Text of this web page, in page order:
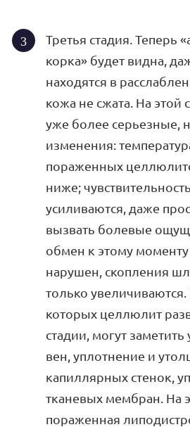
Третья стадия. Теперь
корка» будет видна,
находятся в
кожа не сжата. На этой
уже более серьезные,
изменения:
пораженных
ниже;
усиливаются, даже
вызвать болевые
обмен к этому
нарушен, скопления
только
которых целлюлит
стадии, могут
вен, уплотнение и
капиллярных стенок,
тканевых мембран. На
пораженная